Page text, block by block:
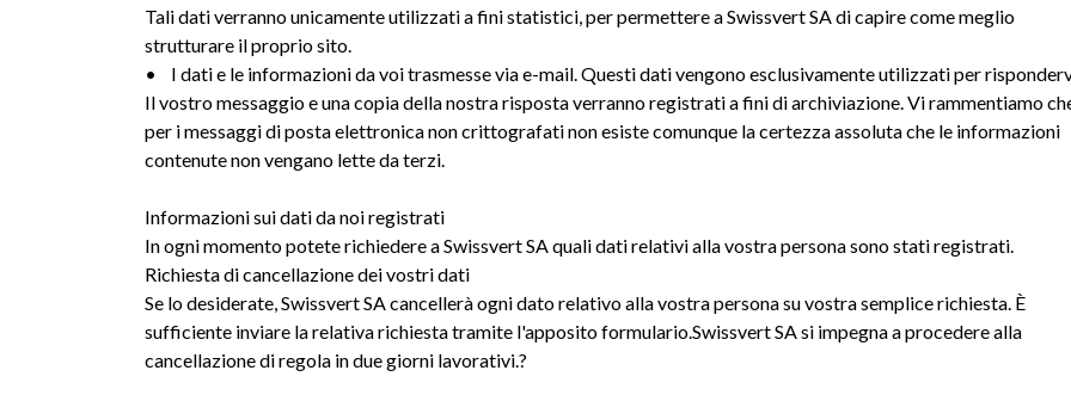
Tali dati verranno unicamente utilizzati a fini statistici, per permettere a Swissvert SA di capire come meglio
strutturare il proprio sito.
• I dati e le informazioni da voi trasmesse via e-mail. Questi dati vengono esclusivamente utilizzati per
Il vostro messaggio e una copia della nostra risposta verranno registrati a fini di archiviazione. Vi rammentiamo
per i messaggi di posta elettronica non crittografati non esiste comunque la certezza assoluta che le informazioni
contenute non vengano lette da terzi.
Informazioni sui dati da noi registrati
In ogni momento potete richiedere a Swissvert SA quali dati relativi alla vostra persona sono stati registrati.
Richiesta di cancellazione dei vostri dati
Se lo desiderate, Swissvert SA cancellerà ogni dato relativo alla vostra persona su vostra semplice richiesta. È
sufficiente inviare la relativa richiesta tramite l'apposito formulario.Swissvert SA si impegna a procedere alla
cancellazione di regola in due giorni lavorativi.?